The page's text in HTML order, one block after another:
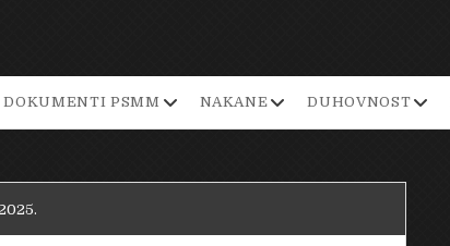
DOKUMENTI PSMM open
menu
NAKANE open
menu
DUHOVNOST